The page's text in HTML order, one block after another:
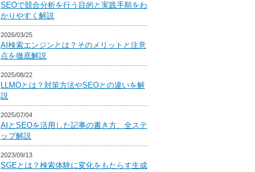
SEOで競合分析を行う目的と実践手順をわ
かりやすく解説
2026/03/25
AI検索エンジンとは？そのメリットと注意
点を徹底解説
2025/08/22
LLMOとは？対策方法やSEOとの違いを解
説
2025/07/04
AIとSEOを活用した記事の書き方、全ステ
ップ解説
2023/09/13
SGEとは？検索体験に変化をもたらす生成